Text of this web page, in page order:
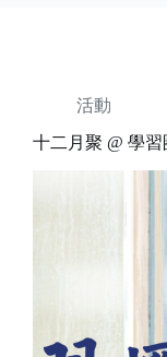
活動
十二月聚 @ 學